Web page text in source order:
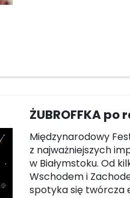
ŻUBROFFKA po
Międzynarodowy
z najważniejszych
w Białymstoku. Od
Wschodem i
spotyka się twórcza